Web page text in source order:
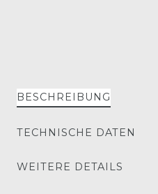
BESCHREIBUNG
TECHNISCHE DATEN
WEITERE DETAILS